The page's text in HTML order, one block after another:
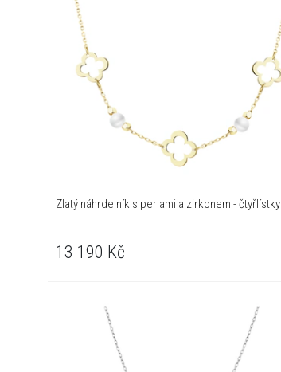
Zlatý náhrdelník s perlami a zirkonem - čtyřlístky
13 190 Kč